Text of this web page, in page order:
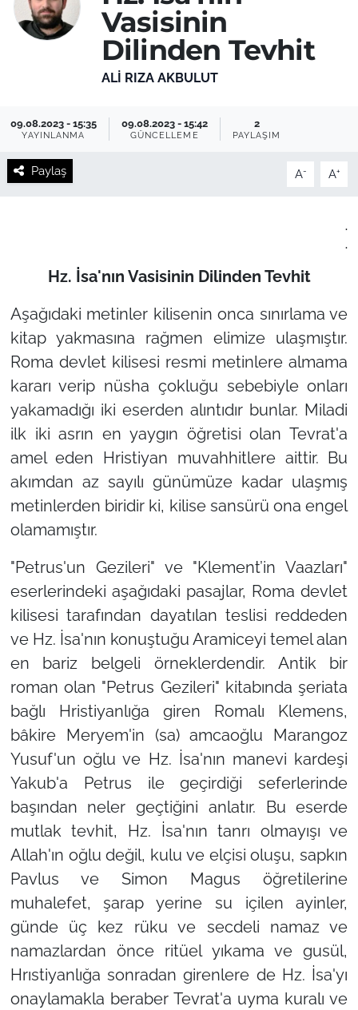
Vasisinin
Dilinden Tevhit
ALI RIZA AKBULUT
09.08.2023 - 15:35
YAYINLANMA
09.08.2023 - 15:42
GÜNCELLEME
2
PAYLAŞIM
Paylaş A- A+
.
.
Hz. İsa'nın Vasisinin Dilinden Tevhit
Aşağıdaki metinler kilisenin onca sınırlama ve
kitap yakmasına rağmen elimize ulaşmıştır.
Roma devlet kilisesi resmi metinlere almama
kararı verip nüsha çokluğu sebebiyle onları
yakamadığı iki eserden alıntıdır bunlar. Miladi
ilk iki asrın en yaygın öğretisi olan Tevrat'a
amel eden Hristiyan muvahhitlere aittir. Bu
akımdan az sayılı günümüze kadar ulaşmış
metinlerden biridir ki, kilise sansürü ona engel
olamamıştır.
"Petrus'un Gezileri" ve "Klement’in Vaazları"
eserlerindeki aşağıdaki pasajlar, Roma devlet
kilisesi tarafından dayatılan teslisi reddeden
ve Hz. İsa'nın konuştuğu Aramiceyi temel alan
en bariz belgeli örneklerdendir. Antik bir
roman olan "Petrus Gezileri" kitabında şeriata
bağlı Hristiyanlığa giren Romalı Klemens,
bâkire Meryem'in (sa) amcaoğlu Marangoz
Yusuf'un oğlu ve Hz. İsa'nın manevi kardeşi
Yakub'a Petrus ile geçirdiği seferlerinde
başından neler geçtiğini anlatır. Bu eserde
mutlak tevhit, Hz. İsa'nın tanrı olmayışı ve
Allah'ın oğlu değil, kulu ve elçisi oluşu, sapkın
Pavlus ve Simon Magus öğretilerine
muhalefet, şarap yerine su içilen ayinler,
günde üç kez rüku ve secdeli namaz ve
namazlardan önce ritüel yıkama ve gusül,
Hrıstiyanlığa sonradan girenlere de Hz. İsa'yı
onaylamakla beraber Tevrat'a uyma kuralı ve